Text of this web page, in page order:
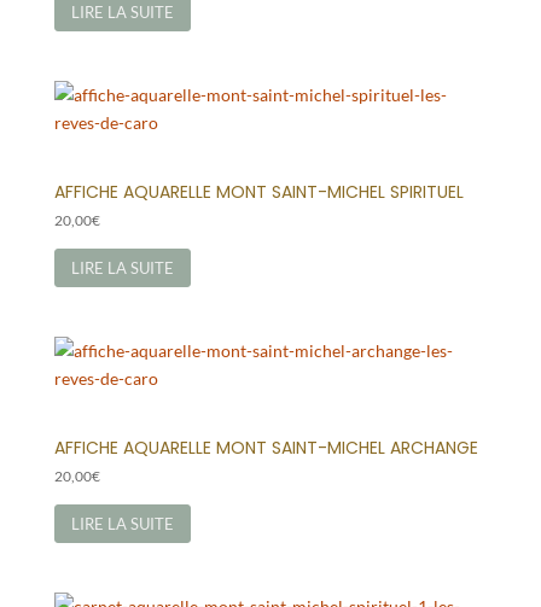
LIRE LA SUITE
AFFICHE AQUARELLE MONT SAINT-MICHEL SPIRITUEL
20,00€
LIRE LA SUITE
AFFICHE AQUARELLE MONT SAINT-MICHEL ARCHANGE
20,00€
LIRE LA SUITE